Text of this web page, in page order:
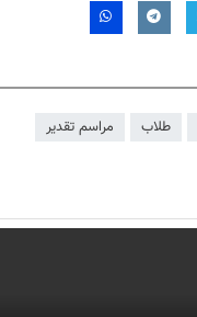
طلاب مراسم تقدیر